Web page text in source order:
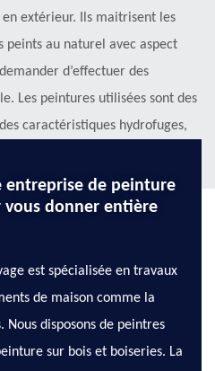
extérieur. Ils maitrisent les
peints au naturel avec aspect
d’effectuer des
Les peintures utilisées sont des
caractéristiques hydrofuges,
entreprise de peinture
donner entière
est spécialisée en travaux
de maison comme la
disposons de peintres
sur bois et boiseries. La